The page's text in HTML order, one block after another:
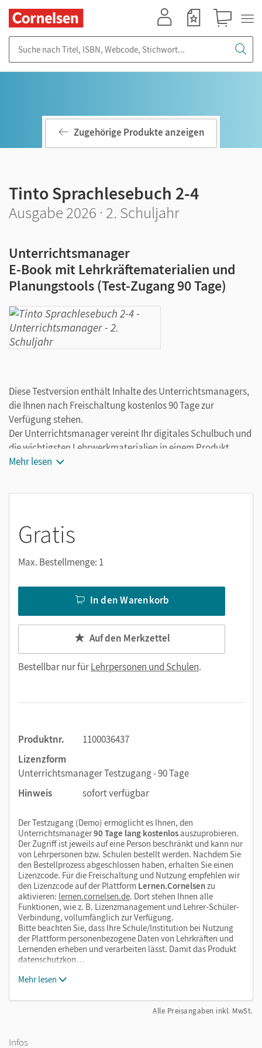
Zugehörige Produkte anzeigen
Tinto Sprachlesebuch 2-4
Ausgabe 2026 · 2. Schuljahr
Unterrichtsmanager
E-Book mit Lehrkräftematerialien und
Planungstools (Test-Zugang 90 Tage)
Diese Testversion enthält Inhalte des Unterrichtsmanagers,
die Ihnen nach Freischaltung kostenlos 90 Tage zur
Verfügung stehen.
Der Unterrichtsmanager vereint Ihr digitales Schulbuch und
die wichtigsten Lehrwerkmaterialien in einem Produkt.
Ergänzt um hilfreiche Planungstools, vereinfacht er Ihre
Mehr lesen
Gratis
Max. Bestellmenge: 1
In den Warenkorb
Auf den Merkzettel
Bestellbar nur fürLehrpersonen und Schulen.
Produktnr.
1100036437
Lizenzform
Unterrichtsmanager Testzugang - 90 Tage
Hinweis
sofort verfügbar
Der Testzugang (Demo) ermöglicht es Ihnen, den
Unterrichtsmanager90 Tage lang kostenlosauszuprobieren.
Der Zugriff ist jeweils auf eine Person beschränkt und kann nur
von Lehrpersonen bzw. Schulen bestellt werden. Nachdem Sie
den Bestellprozess abgeschlossen haben, erhalten Sie einen
Lizenzcode. Für die Freischaltung und Nutzung empfehlen wir
den Lizenzcode auf der Plattform Lernen.Cornelsenzu
aktivieren: lernen.cornelsen.de. Dort stehen Ihnen alle
Funktionen, wie z. B. Lizenzmanagement und Lehrer-Schüler-
Verbindung, vollumfänglich zur Verfügung.
Bitte beachten Sie, dass Ihre Schule/Institution bei Nutzung
der Plattform personenbezogene Daten von Lehrkräften und
Lernenden erheben und verarbeiten lässt. Damit das Produkt
datenschutzkon…
Mehr lesen
Alle Preisangaben inkl. MwSt.
Infos